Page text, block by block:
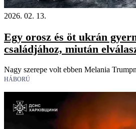
2026. 02. 13.
Egy orosz és öt ukrán
családjához, miután
Nagy szerepe volt ebben Melania
HÁBORÚ